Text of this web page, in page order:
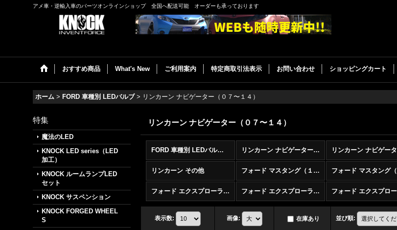
アメ車・逆輸入車のパーツオンラインショップ 全国へ配送可能 オーダーも承っております
おすすめ商品 What's New ご利用案内 特定商取引法表示 お問い合わせ ショッピングカート
ホーム > FORD 車種別 LEDバルブ > リンカーン ナビゲーター（０７〜１４）
特集
魔法のLED
KNOCK LED series（LED
加工）
KNOCK ルームランプLED
セット
KNOCK サスペンション
KNOCK FORGED WHEEL
S
リンカーン ナビゲーター（０７〜１４）
FORD 車種別 LEDバルブ (全商品) リンカーン ナビゲーター（１８〜）
リンカーン その他 フォード マスタング（１８〜）
フォード エクスプローラー（１６〜） フォード エクスプローラー（１１〜１５）
表示数: 画像: 在庫あり 並び順: